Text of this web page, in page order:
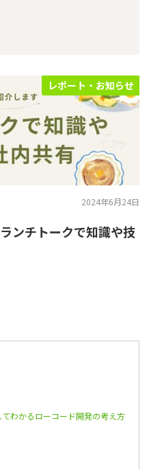
レポート・お知らせ
2024年6月24日
ンチトークで知識や技
わかるローコード開発の考え方